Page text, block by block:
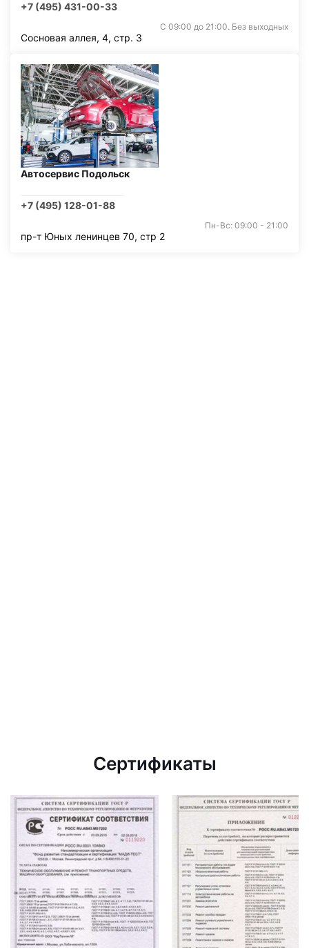
+7 (495) 431-00-33
С 09:00 до 21:00. Без выходных
Сосновая аллея, 4, стр. 3
Автосервис Подольск
+7 (495) 128-01-88
Пн-Вс: 09:00 - 21:00
пр-т Юных ленинцев 70, стр 2
Сертификаты